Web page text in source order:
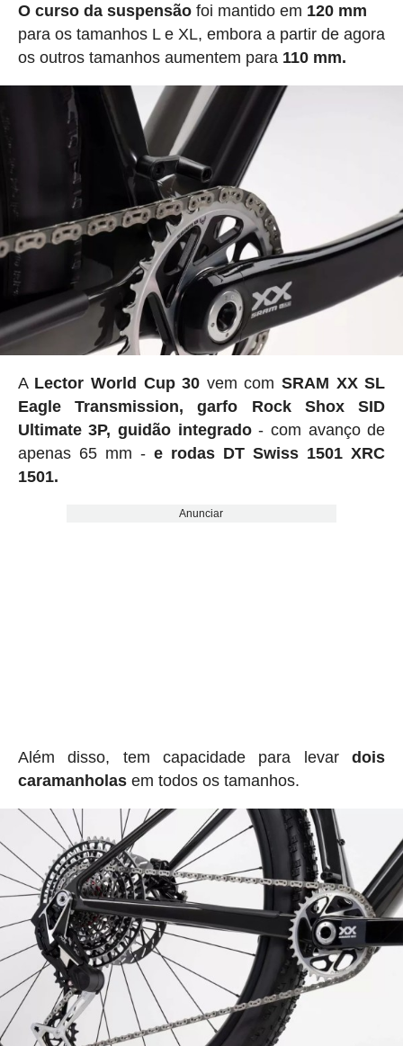
O curso da suspensãofoi mantido em 120 mm
para os tamanhos L e XL, embora a partir de agora
os outros tamanhos aumentem para 110 mm.
A Lector World Cup 30 vem comSRAM XX SL
Eagle Transmission, garfo Rock Shox SID
Ultimate 3P, guidão integrado- com avanço de
apenas 65 mm - e rodas DT Swiss 1501 XRC
1501.
Anunciar
Além disso, tem capacidade para levardois
caramanholasem todos os tamanhos.